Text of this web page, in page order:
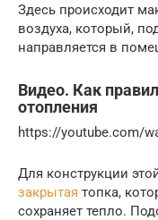
Здесь происходит
воздуха, который,
направляется в
Видео. Как
отопления
https://youtube.com/
Для конструкции
закрытая топка,
сохраняет тепло.